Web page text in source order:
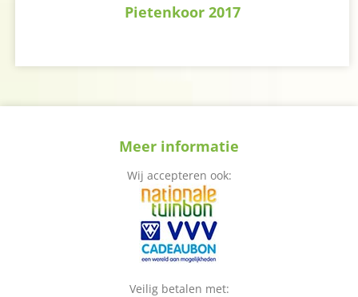
Pietenkoor 2017
Meer informatie
Wij accepteren ook:
Veilig betalen met: